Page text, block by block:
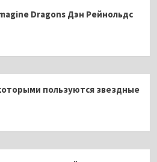
Dragons Дэн Рейнольдс
пользуются звездные